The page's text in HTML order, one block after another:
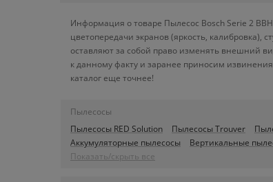
Информация о товаре Пылесос Bosch Serie 2
цветопередачи экранов (яркость,
оставляют за собой право изменять внешний
к данному факту и заранее приносим
каталог еще точнее!
Пылесосы
Пылесосы RED Solution
Пылесосы Trouver
Aккумуляторные пылесосы
Вертикальные
Показать/скрыть все